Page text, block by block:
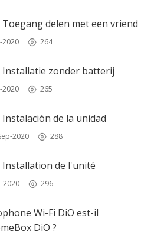
Toegang delen met een vriend
2020 264
Installatie zonder batterij
2020 265
de la unidad
2020 288
Installation de l'unité
2020 296
Wi-Fi DiO est-il
DiO ?